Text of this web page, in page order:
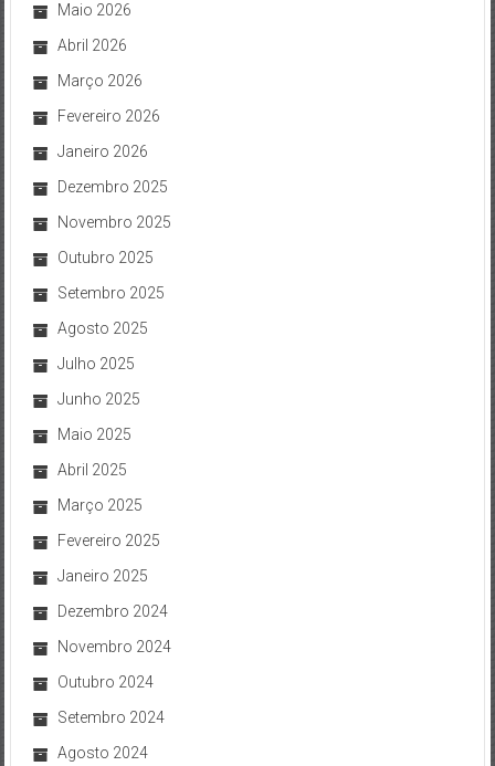
Maio 2026
Abril 2026
Março 2026
Fevereiro 2026
Janeiro 2026
Dezembro 2025
Novembro 2025
Outubro 2025
Setembro 2025
Agosto 2025
Julho 2025
Junho 2025
Maio 2025
Abril 2025
Março 2025
Fevereiro 2025
Janeiro 2025
Dezembro 2024
Novembro 2024
Outubro 2024
Setembro 2024
Agosto 2024